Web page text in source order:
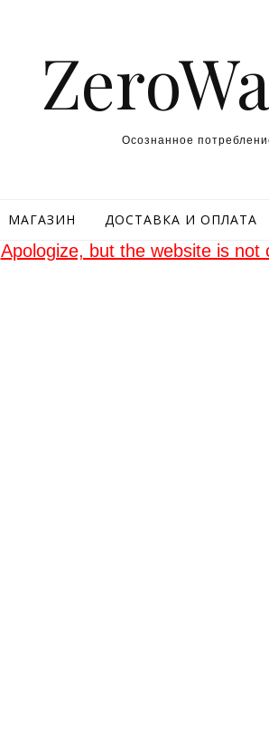
Осознанное
МАГАЗИН ДОСТАВКА И ОПЛАТА
Apologize, but the website is not